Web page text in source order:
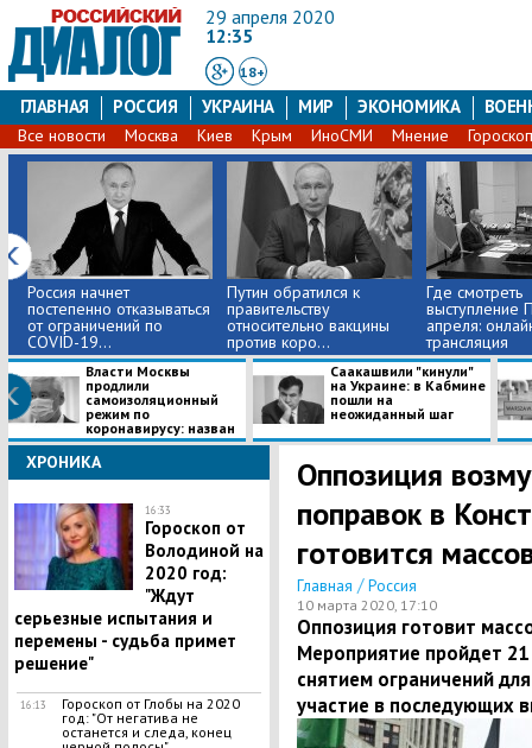
29 апреля 2020
12:35
18+
ГЛАВНАЯ РОССИЯ УКРАИНА МИР ЭКОНОМИКА
Все новости Москва Киев Крым ИноСМИ Мнение
​Россия начнет
постепенно отказываться
от ограничений по
COVID-19...
​Путин обратился к
правительству
относительно вакцины
против коро...
Где смотреть
выступление
апреля:
трансляция
Власти Москвы
продлили
самоизоляционный
режим по
коронавирусу: назван
...
​Саакашвили "кинули"
на Украине: в Кабмине
пошли на
неожиданный шаг
ХРОНИКА
16:33
Гороскоп от
Володиной на
2020 год:
"Ждут
серьезные испытания и
перемены - судьба примет
решение"
16:13
Гороскоп от Глобы на 2020
год: "От негатива не
останется и следа, конец
Оппозиция
поправок в
готовится
Главная / Россия
10 марта 2020, 17:10
Оппозиция готовит
Мероприятие пройдет
снятием ограничений
участие в последующих